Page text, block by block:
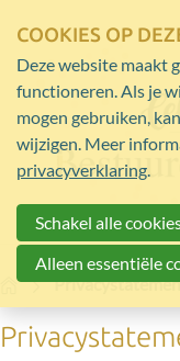
Home
COOKIES OP
Deze website maakt
functioneren. Als je
mogen gebruiken,
wijzigen. Meer
privacyverklaring.
Schakel alle
Alleen essentiële